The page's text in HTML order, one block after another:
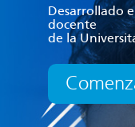
Desarrollado
docente
de la